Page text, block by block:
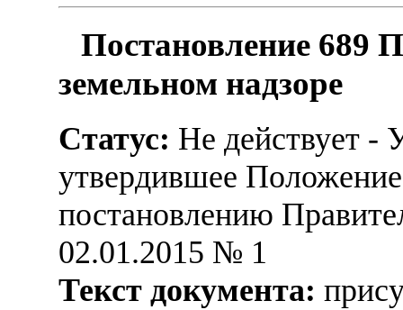
Постановление 689
земельном надзоре
Статус: Не действует -
утвердившее
постановлению
02.01.2015 № 1
Текст документа: